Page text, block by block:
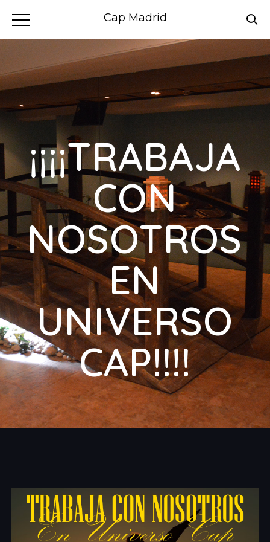
Cap Madrid
¡¡¡¡TRABAJA
CON
NOSOTROS
EN
UNIVERSO
CAP!!!!